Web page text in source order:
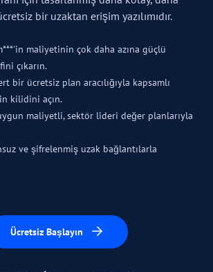
bir uzaktan erişim yazılımıdır.
maliyetinin çok daha azına güçlü
çıkarın.
bir ücretsiz plan aracılığıyla kapsamlı
kilidini açın.
maliyetli, sektör lideri değer planlarıyla
ve şifrelenmiş uzak bağlantılarla
Ücretsiz Başlayın